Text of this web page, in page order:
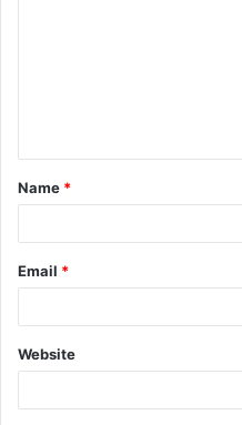
Name *
Email *
Website